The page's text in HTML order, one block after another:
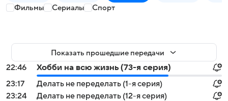
Фильмы Сериалы Спорт
Показать прошедшие передачи
22:46
Хобби на всю жизнь (73-я серия)
23:17
Делать не переделать (1-я серия)
23:24
Делать не переделать (12-я серия)